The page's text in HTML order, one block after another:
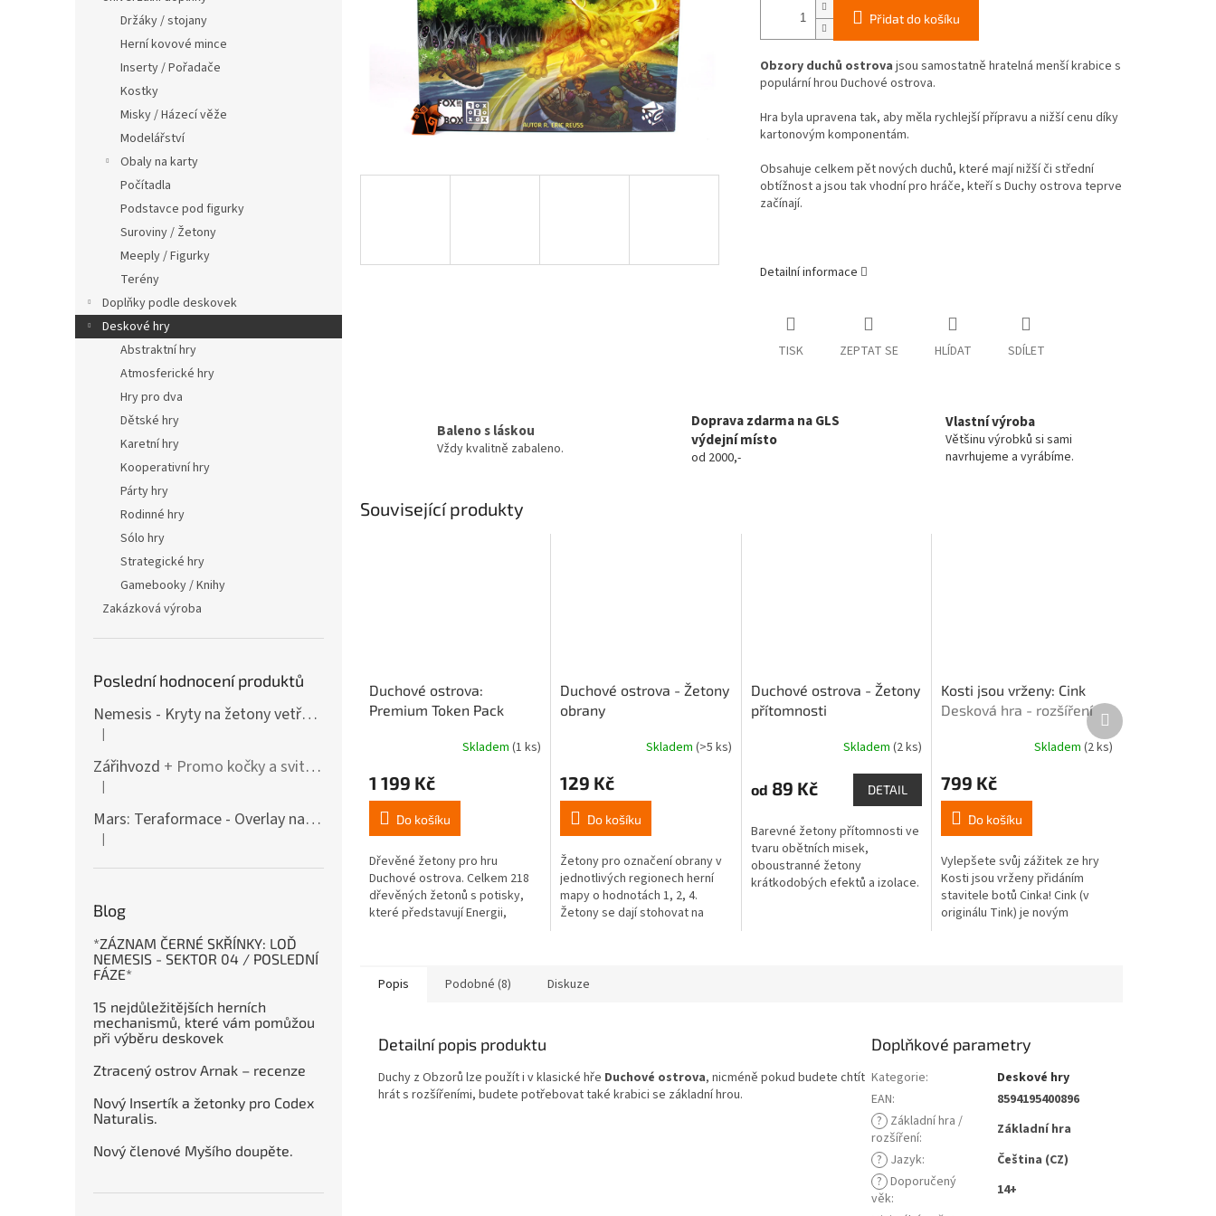
Držáky / stojany
Herní kovové mince
Inserty / Pořadače
Kostky
Misky / Házecí věže
Modelářství
Obaly na karty
Počítadla
Podstavce pod figurky
Suroviny / Žetony
Meeply / Figurky
Terény
Doplňky podle deskovek
Deskové hry
Abstraktní hry
Atmosferické hry
Hry pro dva
Dětské hry
Karetní hry
Kooperativní hry
Párty hry
Rodinné hry
Sólo hry
Strategické hry
Gamebooky / Knihy
Zakázková výroba
Poslední hodnocení produktů
Nemesis - Kryty na žetony vetřelců (varianty i pro rozšíření / Lockdown)
Hodnocení produktu je 4 z 5 hvězdiček.
|
Zářihvozd + Promo kočky a svitolam
Hodnocení produktu je 5 z 5 hvězdiček.
|
Mars: Teraformace - Overlay na destičky kolonií
Hodnocení produktu je 5 z 5 hvězdiček.
|
Blog
*ZÁZNAM ČERNÉ SKŘÍNKY: LOĎ
NEMESIS - SEKTOR 04 / POSLEDNÍ
FÁZE*
15 nejdůležitějších herních
mechanismů, které vám pomůžou
při výběru deskovek
Ztracený ostrov Arnak – recenze
Nový Insertík a žetonky pro Codex
Naturalis.
Nový členové Myšího doupěte.
Přidat do košíku
Obzory duchů ostrova jsou samostatně hratelná menší krabice s
populární hrou Duchové ostrova.
Hra byla upravena tak, aby měla rychlejší přípravu a nižší cenu díky
kartonovým komponentám.
Obsahuje celkem pět nových duchů, které mají nižší či střední
obtížnost a jsou tak vhodní pro hráče, kteří s Duchy ostrova teprve
začínají.
Detailní informace
TISK ZEPTAT SE HLÍDAT SDÍLET
Baleno s láskou
Vždy kvalitně zabaleno.
Doprava zdarma na GLS
výdejní místo
od 2000,-
Vlastní výroba
Většinu výrobků si sami
navrhujeme a vyrábíme.
Související produkty
Duchové ostrova:
Premium Token Pack
produktu
je
4,5
z
5
hvězdiček.
Skladem (1 ks)
1 199 Kč
Do košíku
Dřevěné žetony pro hru
Duchové ostrova. Celkem 218
dřevěných žetonů s potisky,
které představují Energii,
Duchové ostrova - Žetony
obrany
produktu
je
5,0
z
5
hvězdiček.
Skladem (>5 ks)
129 Kč
Do košíku
Žetony pro označení obrany v
jednotlivých regionech herní
mapy o hodnotách 1, 2, 4.
Žetony se dají stohovat na
Duchové ostrova - Žetony
přítomnosti
produktu
je
z
5
hvězdiček.
Skladem(2 ks)
od 89 Kč DETAIL
Barevné žetony přítomnosti ve
tvaru obětních misek,
oboustranné žetony
krátkodobých efektů a izolace.
Kosti jsou vrženy: Cink
Desková hra - rozšíření
Skladem (2 ks)
799 Kč
Do košíku
Vylepšete svůj zážitek ze hry
Kosti jsou vrženy přidáním
stavitele botů Cinka! Cink (v
originálu Tink) je novým
Další
produkt
Popis Podobné (8) Diskuze
Detailní popis produktu
Duchy z Obzorů lze použít i v klasické hře Duchové ostrova, nicméně pokud budete chtít
hrát s rozšířeními, budete potřebovat také krabici se základní hrou.
Doplňkové parametry
Kategorie:
Deskové hry
EAN:
8594195400896
? Základní hra /
rozšíření:
Základní hra
? Jazyk:
Čeština (CZ)
? Doporučený
věk:
14+